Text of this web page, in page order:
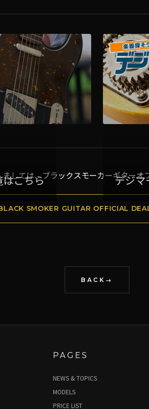
こちら デジマ
しては、ブラックスモーカーギターオ
SMOKER GUITAR OFFICIAL
BACK
PAGES
NEWS & TOPICS
MODELS
PRICE LIST